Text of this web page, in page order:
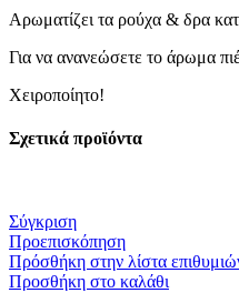
Αρωματίζει τα ρούχα & δρα
Για να ανανεώσετε το άρωμα
Χειροποίητο!
Σχετικά προϊόντα
Σύγκριση
Προεπισκόπηση
Πρόσθήκη στην λίστα
Προσθήκη στο καλάθι